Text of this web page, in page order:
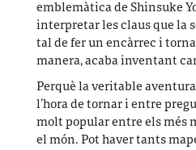
emblemàtica de Shinsuke
interpretar les claus que la
tal de fer un encàrrec i
manera, acaba inventant
Perquè la veritable
l’hora de tornar i entre
molt popular entre els més
el món. Pot haver tants